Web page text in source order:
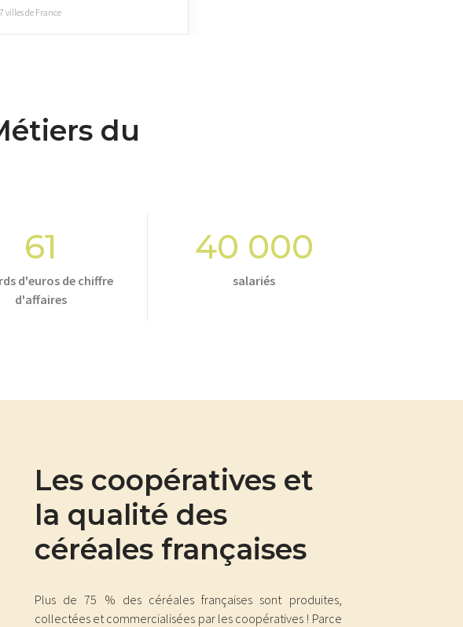
villes de France
du
61
d'euros de chiffre
d'affaires
40 000
salariés
Les coopératives et
la qualité des
céréales françaises
Plus de 75 % des céréales françaises sont produites,
collectées et commercialisées par les coopératives ! Parce